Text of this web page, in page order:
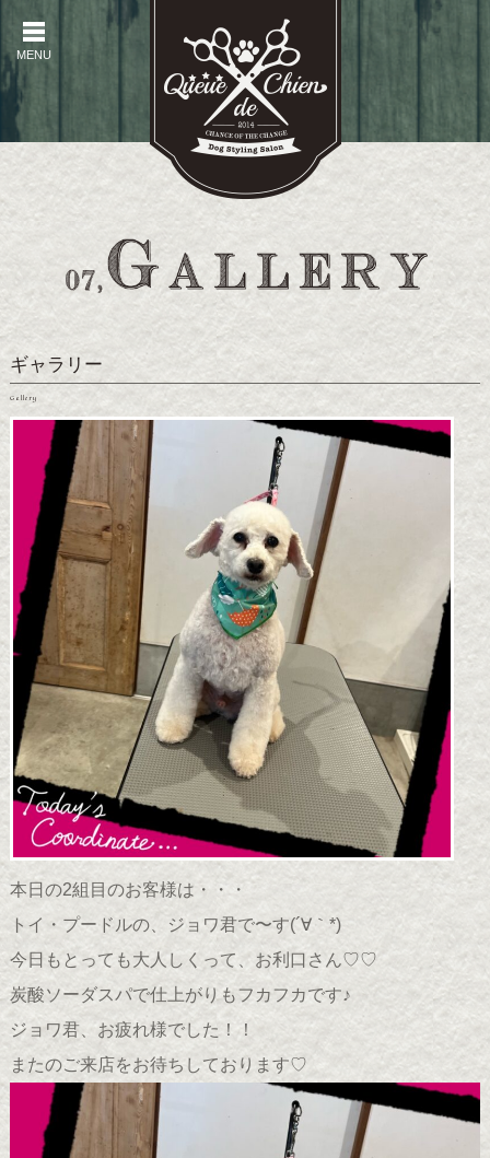
MENU
ギャラリー
Gallery
本日の2組目のお客様は・・・
トイ・プードルの、ジョワ君で〜す(´∀｀*)
今日もとっても大人しくって、お利口さん♡♡
炭酸ソーダスパで仕上がりもフカフカです♪
ジョワ君、お疲れ様でした！！
またのご来店をお待ちしております♡